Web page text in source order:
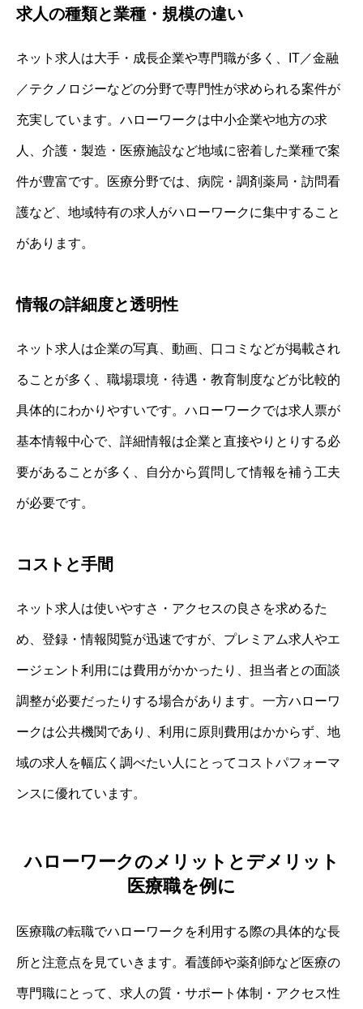
求人の種類と業種・規模の違い
ネット求人は大手・成長企業や専門職が多く、IT／金融
／テクノロジーなどの分野で専門性が求められる案件が
充実しています。ハローワークは中小企業や地方の求
人、介護・製造・医療施設など地域に密着した業種で案
件が豊富です。医療分野では、病院・調剤薬局・訪問看
護など、地域特有の求人がハローワークに集中すること
があります。
情報の詳細度と透明性
ネット求人は企業の写真、動画、口コミなどが掲載され
ることが多く、職場環境・待遇・教育制度などが比較的
具体的にわかりやすいです。ハローワークでは求人票が
基本情報中心で、詳細情報は企業と直接やりとりする必
要があることが多く、自分から質問して情報を補う工夫
が必要です。
コストと手間
ネット求人は使いやすさ・アクセスの良さを求めるた
め、登録・情報閲覧が迅速ですが、プレミアム求人やエ
ージェント利用には費用がかかったり、担当者との面談
調整が必要だったりする場合があります。一方ハローワ
ークは公共機関であり、利用に原則費用はかからず、地
域の求人を幅広く調べたい人にとってコストパフォーマ
ンスに優れています。
ハローワークのメリットとデメリット
医療職を例に
医療職の転職でハローワークを利用する際の具体的な長
所と注意点を見ていきます。看護師や薬剤師など医療の
専門職にとって、求人の質・サポート体制・アクセス性